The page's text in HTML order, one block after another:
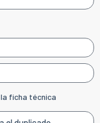
ficha técnica